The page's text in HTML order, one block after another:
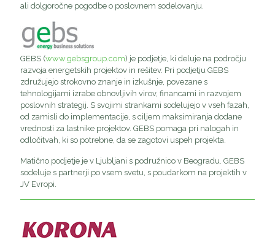
ali dolgoročne pogodbe o poslovnem sodelovanju.
GEBS (www.gebsgroup.com) je podjetje, ki deluje na področju
razvoja energetskih projektov in rešitev. Pri podjetju GEBS
združujejo strokovno znanje in izkušnje, povezane s
tehnologijami izrabe obnovljivih virov, financami in razvojem
poslovnih strategij. S svojimi strankami sodelujejo v vseh fazah,
od zamisli do implementacije, s ciljem maksimiranja dodane
vrednosti za lastnike projektov. GEBS pomaga pri nalogah in
odločitvah, ki so potrebne, da se zagotovi uspeh projekta.
Matično podjetje je v Ljubljani s podružnico v Beogradu. GEBS
sodeluje s partnerji po vsem svetu, s poudarkom na projektih v
JV Evropi.